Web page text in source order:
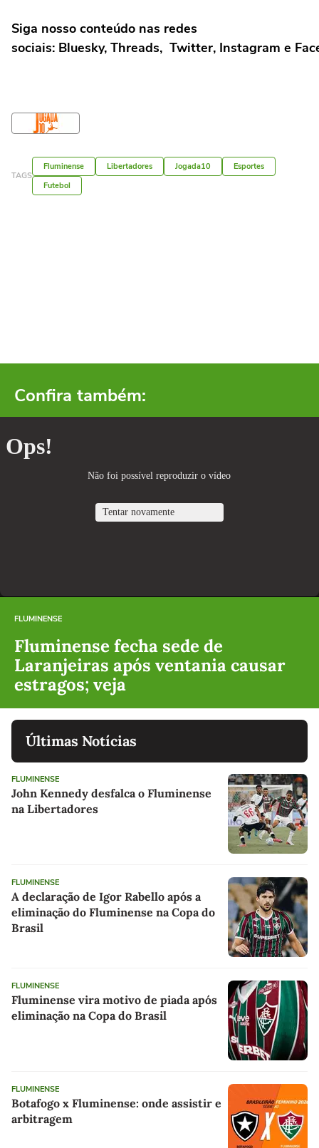
Siga nosso conteúdo nas redes
sociais: Bluesky, Threads, Twitter, Instagram e
TAGS
Fluminense Libertadores Jogada10
Esportes
Futebol
Confira também:
FLUMINENSE
Fluminense fecha sede de
Laranjeiras após ventania causar
estragos; veja
Últimas Notícias
FLUMINENSE
John Kennedy desfalca o Fluminense
na Libertadores
FLUMINENSE
A declaração de Igor Rabello após a
eliminação do Fluminense na Copa do
Brasil
FLUMINENSE
Fluminense vira motivo de piada após
eliminação na Copa do Brasil
FLUMINENSE
Botafogo x Fluminense: onde assistir e
arbitragem